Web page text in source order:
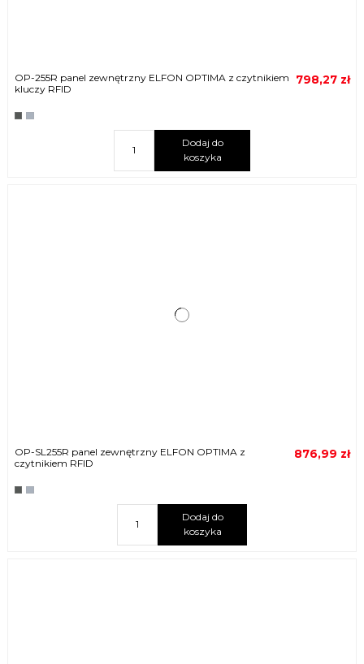
OP-255R panel zewnętrzny ELFON OPTIMA z czytnikiem
kluczy RFID
798,27 zł
Dodaj do
koszyka
OP-SL255R panel zewnętrzny ELFON OPTIMA z
czytnikiem RFID
876,99 zł
Dodaj do
koszyka